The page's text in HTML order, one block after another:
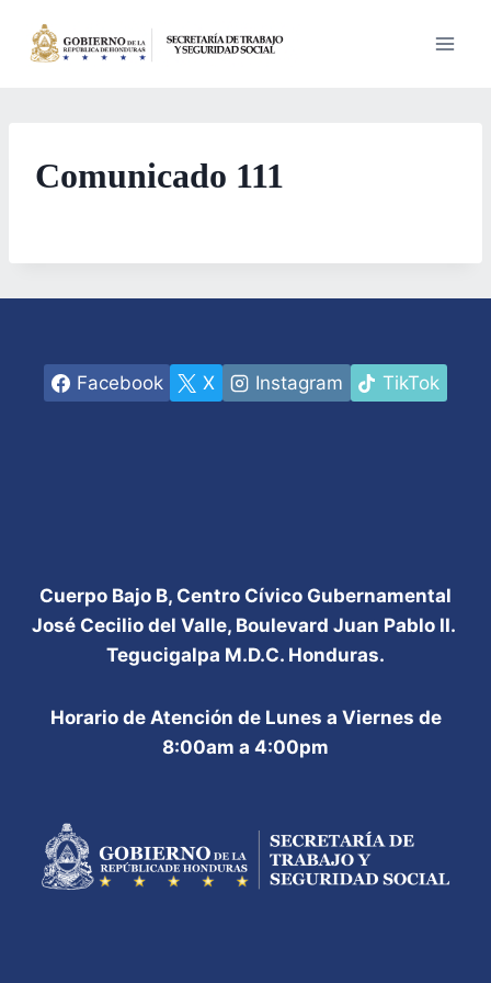
Comunicado 111
Facebook X Instagram TikTok
Cuerpo Bajo B, Centro Cívico Gubernamental
José Cecilio del Valle, Boulevard Juan Pablo II.
Tegucigalpa M.D.C. Honduras.
Horario de Atención de Lunes a Viernes de
8:00am a 4:00pm